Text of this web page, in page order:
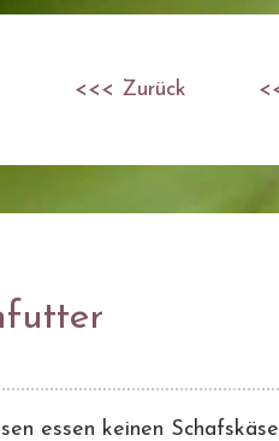
<<< Zurück
essen keinen